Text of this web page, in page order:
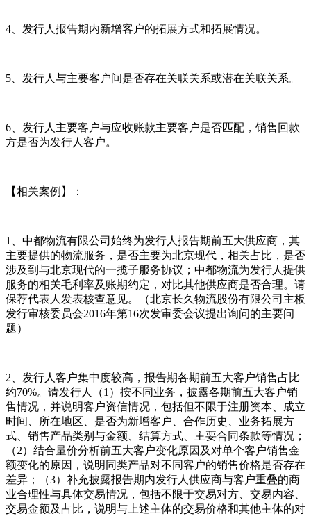
4、发行人报告期内新增客户的拓展方式和拓展情况。
5、发行人与主要客户间是否存在关联关系或潜在关联关系。
6、发行人主要客户与应收账款主要客户是否匹配，销售回款
方是否为发行人客户。
【相关案例】：
1、中都物流有限公司始终为发行人报告期前五大供应商，其
主要提供的物流服务，是否主要为北京现代，相关占比，是否
涉及到与北京现代的一揽子服务协议；中都物流为发行人提供
服务的相关毛利率及账期约定，对比其他供应商是否合理。请
保荐代表人发表核查意见。（北京长久物流股份有限公司主板
发行审核委员会2016年第16次发审委会议提出询问的主要问
题）
2、发行人客户集中度较高，报告期各期前五大客户销售占比
约70%。请发行人（1）按不同业务，披露各期前五大客户销
售情况，并说明客户资信情况，包括但不限于注册资本、成立
时间、所在地区、是否为新增客户、合作历史、业务拓展方
式、销售产品类别与金额、结算方式、主要合同条款等情况；
（2）结合量价分析前五大客户变化原因及对单个客户销售金
额变化的原因，说明同类产品对不同客户的销售价格是否存在
差异；（3）补充披露报告期内发行人供应商与客户重叠的商
业合理性与具体交易情况，包括不限于交易对方、交易内容、
交易金额及占比，说明与上述主体的交易价格和其他主体的对